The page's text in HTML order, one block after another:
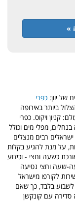
»
של יוון: כפרי
ביותר באירופה
קניון ויקוס. כפרי
בנחלים, מפלי מים וכולל
ישראלים רבים מנצלים
על מנת להגיע בקלות
כשעה וחצי - וכידוע
שעה וחצי נסיעה
לקורפו מישראל
לשבוע בלבד, כך שאם
עם קונקשן